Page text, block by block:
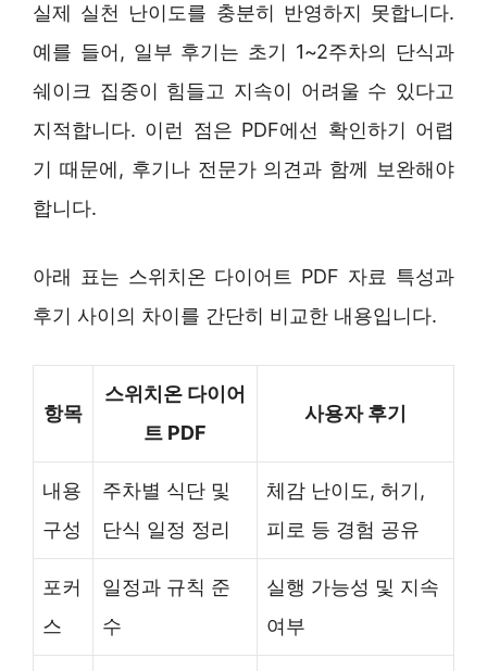
실제 실천 난이도를 충분히 반영하지 못합니다.
예를 들어, 일부 후기는 초기 1~2주차의 단식과
쉐이크 집중이 힘들고 지속이 어려울 수 있다고
지적합니다. 이런 점은 PDF에선 확인하기 어렵
기 때문에, 후기나 전문가 의견과 함께 보완해야
합니다.
아래 표는 스위치온 다이어트 PDF 자료 특성과
후기 사이의 차이를 간단히 비교한 내용입니다.
항목
스위치온 다이어
트 PDF
사용자 후기
내용
구성
주차별 식단 및
단식 일정 정리
체감 난이도, 허기,
피로 등 경험 공유
포커
스
일정과 규칙 준
수
실행 가능성 및 지속
여부